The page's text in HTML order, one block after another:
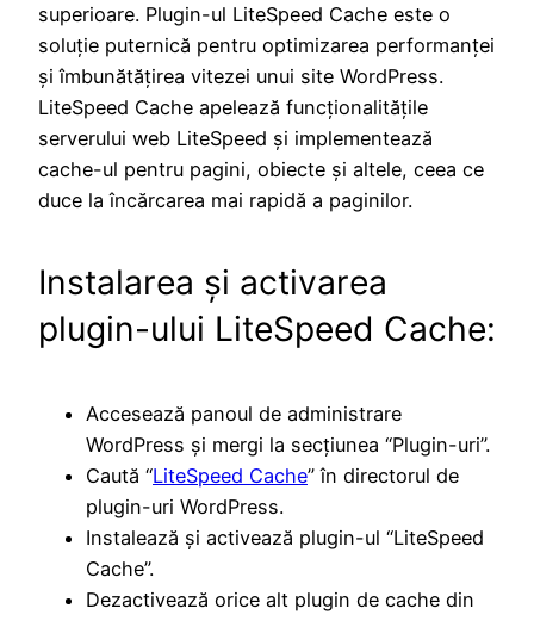
superioare. Plugin-ul LiteSpeed Cache este o
soluție puternică pentru optimizarea performanței
și îmbunătățirea vitezei unui site WordPress.
LiteSpeed Cache apelează funcționalitățile
serverului web LiteSpeed și implementează
cache-ul pentru pagini, obiecte și altele, ceea ce
duce la încărcarea mai rapidă a paginilor.
Instalarea și activarea
plugin-ului LiteSpeed Cache:
Accesează panoul de administrare
WordPress și mergi la secțiunea “Plugin-uri”.
Caută “LiteSpeed Cache” în directorul de
plugin-uri WordPress.
Instalează și activează plugin-ul “LiteSpeed
Cache”.
Dezactivează orice alt plugin de cache din